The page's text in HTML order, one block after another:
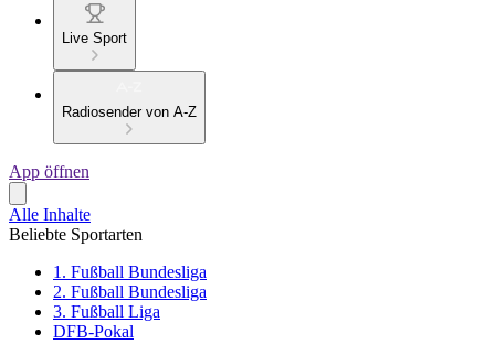
Live Sport
Radiosender von A-Z
App öffnen
Alle Inhalte
Beliebte Sportarten
1. Fußball Bundesliga
2. Fußball Bundesliga
3. Fußball Liga
DFB-Pokal